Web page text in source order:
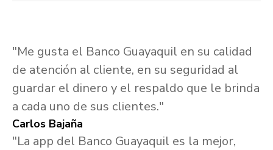
"Me gusta el Banco Guayaquil en su calidad
de atención al cliente, en su seguridad al
guardar el dinero y el respaldo que le brinda
a cada uno de sus clientes."
Carlos Bajaña
"La app del Banco Guayaquil es la mejor,